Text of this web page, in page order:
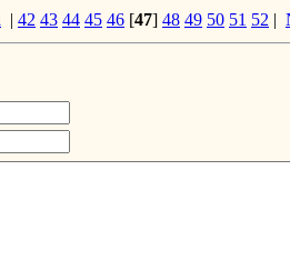
| 42 43 44 45 46 [47] 48 49 50 51 52 |